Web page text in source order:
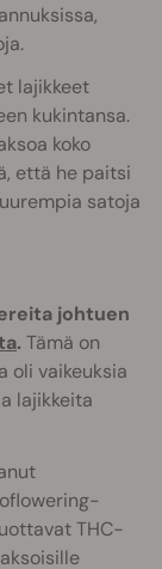
lajikkeet
kukintansa.
koko
että he paitsi
satoja
johtuen
. Tämä on
oli vaikeuksia
lajikkeita
THC-